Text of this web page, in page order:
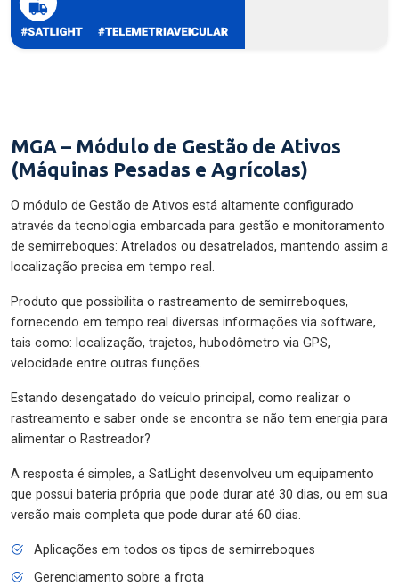
MGA – Módulo de Gestão de Ativos
(Máquinas Pesadas e Agrícolas)
O módulo de Gestão de Ativos está altamente configurado
através da tecnologia embarcada para gestão e monitoramento
de semirreboques: Atrelados ou desatrelados, mantendo assim a
localização precisa em tempo real.
Produto que possibilita o rastreamento de semirreboques,
fornecendo em tempo real diversas informações via software,
tais como: localização, trajetos, hubodômetro via GPS,
velocidade entre outras funções.
Estando desengatado do veículo principal, como realizar o
rastreamento e saber onde se encontra se não tem energia para
alimentar o Rastreador?
A resposta é simples, a SatLight desenvolveu um equipamento
que possui bateria própria que pode durar até 30 dias, ou em sua
versão mais completa que pode durar até 60 dias.
Aplicações em todos os tipos de semirreboques
Gerenciamento sobre a frota